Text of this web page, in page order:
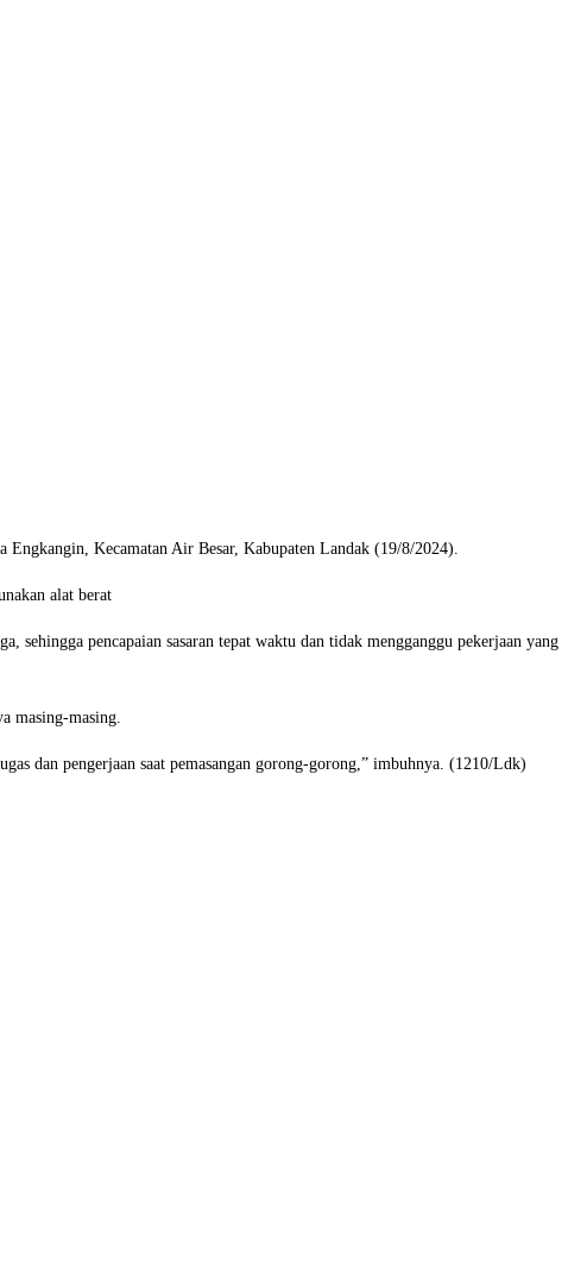
Kecamatan Air Besar, Kabupaten Landak (19/8/2024).
alat berat
sehingga pencapaian sasaran tepat waktu dan tidak mengganggu pekerjaan yang
masing-masing.
dan pengerjaan saat pemasangan gorong-gorong,” imbuhnya. (1210/Ldk)